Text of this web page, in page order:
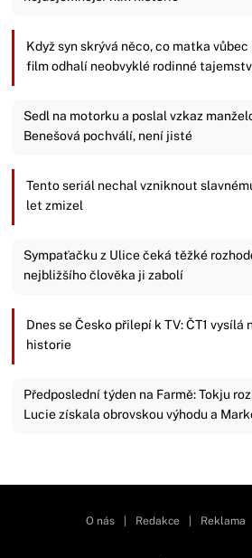
Když syn skrývá něco, co matka
film odhalí neobvyklé rodinné
Sedl na motorku a poslal vzkaz
Benešová pochválí, není jisté
Tento seriál nechal vzniknout
let zmizel
Sympaťačku z Ulice čeká těžké
nejbližšího člověka ji zabolí
Dnes se Česko přilepí k TV: ČT1 vysílá
historie
Předposlední týden na Farmě: Tokju
Lucie získala obrovskou výhodu a
O nás Redakce Reklama